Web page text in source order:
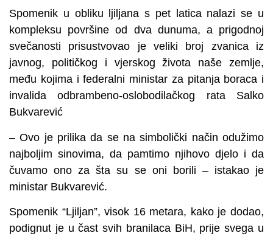
Spomenik u obliku ljiljana s pet latica nalazi se u
kompleksu površine od dva dunuma, a prigodnoj
svečanosti prisustvovao je veliki broj zvanica iz
javnog, političkog i vjerskog života naše zemlje,
među kojima i federalni ministar za pitanja boraca i
invalida odbrambeno-oslobodilačkog rata Salko
Bukvarević
– Ovo je prilika da se na simbolički način odužimo
najboljim sinovima, da pamtimo njihovo djelo i da
čuvamo ono za šta su se oni borili – istakao je
ministar Bukvarević.
Spomenik “Ljiljan”, visok 16 metara, kako je dodao,
podignut je u čast svih branilaca BiH, prije svega u